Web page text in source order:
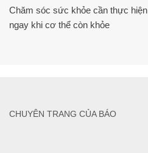
Chăm sóc sức khỏe cần thực hiện
ngay khi cơ thể còn khỏe
CHUYÊN TRANG CỦA BÁO